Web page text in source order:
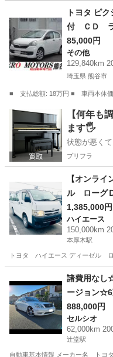
その他
トヨタ ピ
付 ＣＤ
バイザー
ル ＡＢＳ
ト エアバ
85,000円
その他
129,840km
埼玉県 熊谷市
■ 支払総額: 18万円 ■ 車両本体
埼玉 熊谷市 その他
【何年も
ます🖐️
状態が悪く
プリフラ
【オンラ
ル ローグ
1,385,000円
ハイエース
150,000km
本厚木駅
トヨタ ハイエース ディーゼル
本厚木駅
諸費用なし
ージョン
ミ、ローダ
888,000円
セルシオ
62,000km
辻堂駅
自動車基本情報 メーカー名 ト